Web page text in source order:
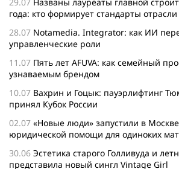
года: кто формирует стандарты
28.07 Notamedia. Integrator: как ИИ
управленческие роли
11.07 Пять лет AFUVA: как семейный
узнаваемым брендом
10.07 Вахрин и Гоцык: пауэрлифтинг
принял Кубок России
02.07 «Новые люди» запустили в
юридической помощи для одиноких
30.06 Эстетика старого Голливуда и
представила новый сингл Vintage Girl